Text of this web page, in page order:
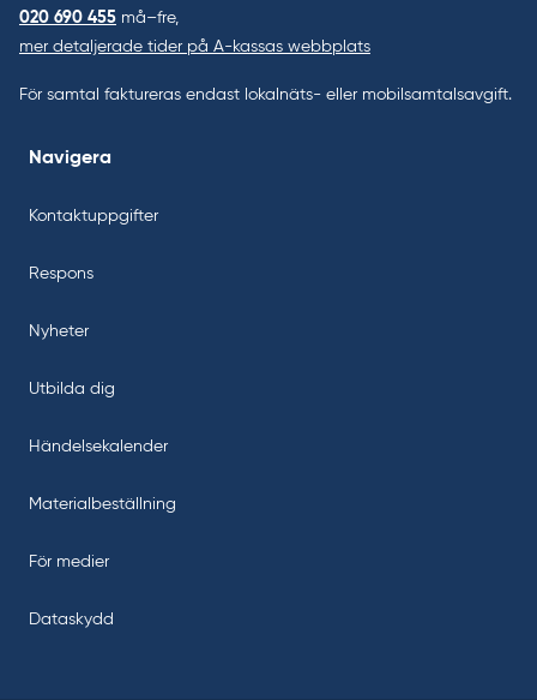
020 690 455 må–fre,
mer detaljerade tider på A-kassas webbplats
För samtal faktureras endast lokalnäts- eller mobilsamtalsavgift.
Navigera
Kontaktuppgifter
Respons
Nyheter
Utbilda dig
Händelsekalender
Materialbeställning
För medier
Dataskydd